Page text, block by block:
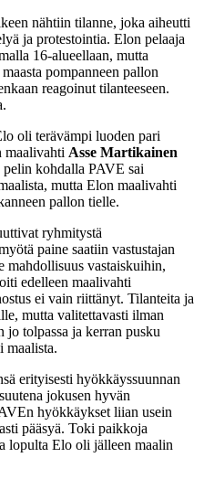
nähtiin tilanne, joka aiheutti
ja protestointia. Elon pelaaja
16-alueellaan, mutta
pompanneen pallon
reagoinut tilanteeseen.
oli terävämpi luoden pari
maalivahti Asse Martikainen
kohdalla PAVE sai
mutta Elon maalivahti
pallon tielle.
ryhmitystä
paine saatiin vastustajan
mahdollisuus vastaiskuihin,
edelleen maalivahti
ei vain riittänyt. Tilanteita ja
mutta valitettavasti ilman
tolpassa ja kerran pusku
maalista.
erityisesti hyökkäyssuunnan
jokusen hyvän
hyökkäykset liian usein
pääsyä. Toki paikkoja
lopulta Elo oli jälleen maalin